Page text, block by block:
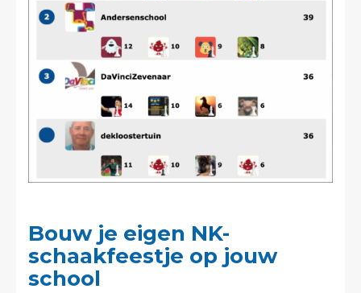
Bouw je eigen NK-
schaakfeestje op jouw
school